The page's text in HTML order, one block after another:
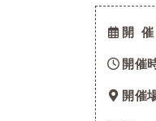
開
開催
開催